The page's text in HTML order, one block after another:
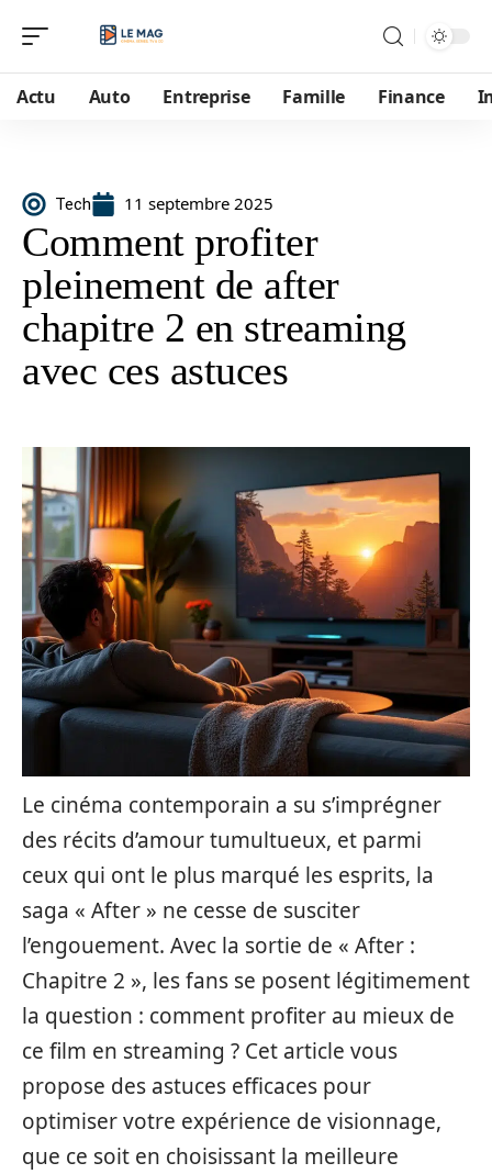
Actu Auto Entreprise Famille Finance
Tech 11 septembre 2025
Comment profiter
pleinement de after
chapitre 2 en streaming
avec ces astuces
Le cinéma contemporain a su s’imprégner
des récits d’amour tumultueux, et parmi
ceux qui ont le plus marqué les esprits, la
saga « After » ne cesse de susciter
l’engouement. Avec la sortie de « After :
Chapitre 2 », les fans se posent légitimement
la question : comment profiter au mieux de
ce film en streaming ? Cet article vous
propose des astuces efficaces pour
optimiser votre expérience de visionnage,
que ce soit en choisissant la meilleure